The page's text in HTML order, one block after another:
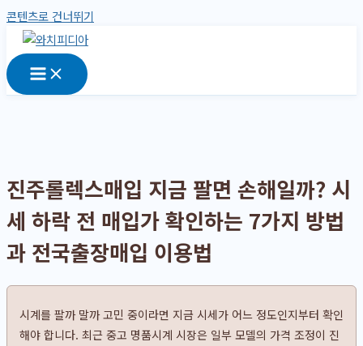
콘텐츠로 건너뛰기
진주롤렉스매입 지금 팔면 손해일까? 시
세 하락 전 매입가 확인하는 7가지 방법
과 전국출장매입 이용법
시계를 팔까 말까 고민 중이라면 지금 시세가 어느 정도인지부터 확인
해야 합니다. 최근 중고 명품시계 시장은 일부 모델의 가격 조정이 진